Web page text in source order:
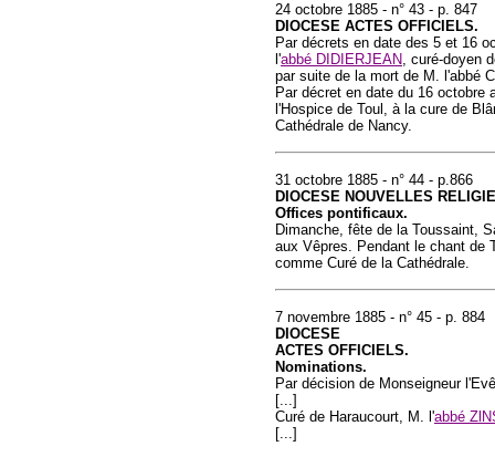
24 octobre 1885 - n° 43 - p. 847
DIOCESE ACTES OFFICIELS.
Par décrets en date des 5 et 16
l'abbé DIDIERJEAN, curé-doyen
par suite de la mort de M. l'abbé
Par décret en date du 16 octobre
l'Hospice de Toul, à la cure de
Cathédrale de Nancy.
31 octobre 1885 - n° 44 - p.866
DIOCESE NOUVELLES
Offices pontificaux.
Dimanche, fête de la Toussaint,
aux Vêpres. Pendant le chant de
comme Curé de la Cathédrale.
7 novembre 1885 - n° 45 - p. 884
DIOCESE
ACTES OFFICIELS.
Nominations.
Par décision de Monseigneur
[...]
Curé de Haraucourt, M. l'abbé
[...]